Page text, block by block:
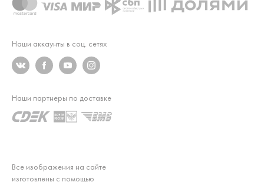
Наши аккаунты в соц. сетях
Все изображения на сайте
изготовлены с помощью
Наши партнеры по доставке